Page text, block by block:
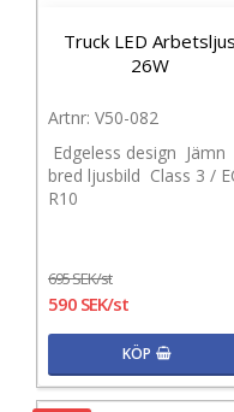
Truck LED Arbetsljus
26W
V50-082
Edgeless design Jämn
bred ljusbild Class 3 /
R10
695 SEK/st
590 SEK/st
KÖP